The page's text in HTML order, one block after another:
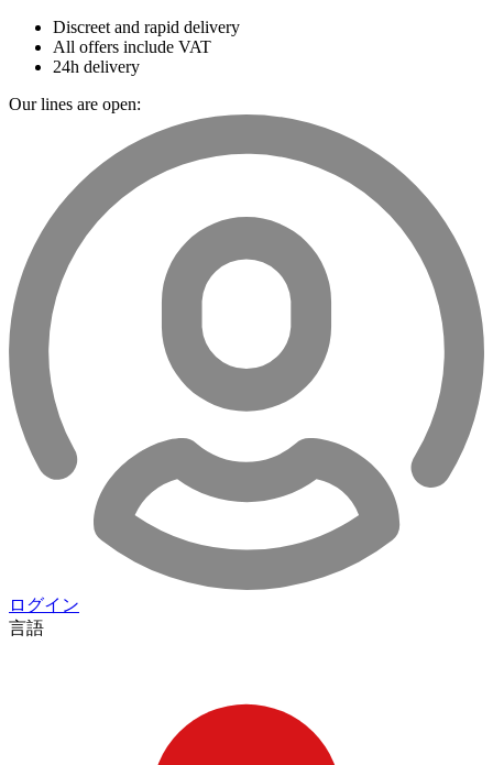
Discreet and rapid delivery
All offers include VAT
24h delivery
Our lines are open:
ログイン
言語